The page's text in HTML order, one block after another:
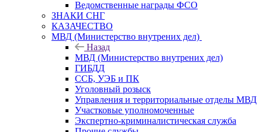
Ведомственные награды ФСО
ЗНАКИ СНГ
КАЗАЧЕСТВО
МВД (Министерство внутрених дел)
Назад
МВД (Министерство внутрених дел)
ГИБДД
ССБ, УЭБ и ПК
Уголовный розыск
Управления и территориальные отделы МВД
Участковые уполномоченные
Экспертно-криминалистическая служба